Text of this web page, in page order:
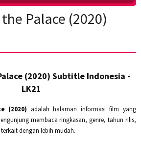
Palace (2020)
(2020) Subtitle Indonesia -
LK21
(2020) adalah halaman informasi film yang
membaca ringkasan, genre, tahun rilis,
dengan lebih mudah.